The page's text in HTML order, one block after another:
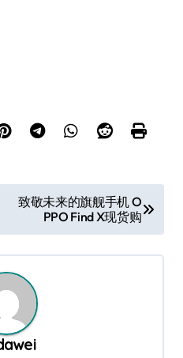
致敬未来的旗舰手机 O
PPO Find X现货购